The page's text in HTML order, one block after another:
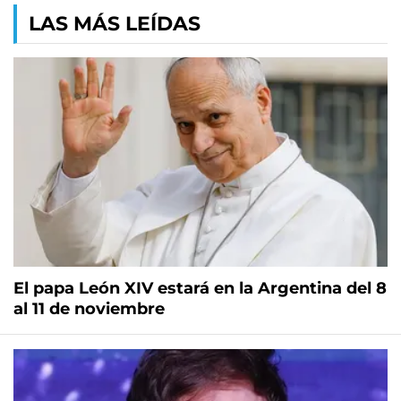
LAS MÁS LEÍDAS
El papa León XIV estará en la Argentina del 8
al 11 de noviembre